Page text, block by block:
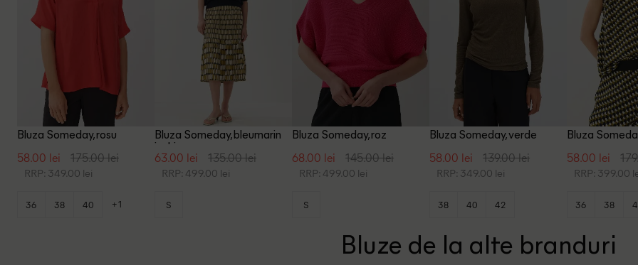
Bluza Someday, rosu
58.00 lei 175.00 lei
RRP: 349.00 lei
36 38 40 +1
Bluza Someday, bleumarin
inchis
63.00 lei 135.00 lei
RRP: 499.00 lei
S
Bluza Someday, roz
68.00 lei 145.00 lei
RRP: 499.00 lei
S
Bluza Someday, verde
58.00 lei 139.00 lei
RRP: 349.00 lei
38 40 42
Bluza
58.00 lei
RRP: 399.00
36 38
Bluze de la alte branduri